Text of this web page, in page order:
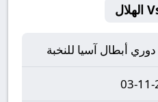
أبطال آسيا للنخبة
03-11-